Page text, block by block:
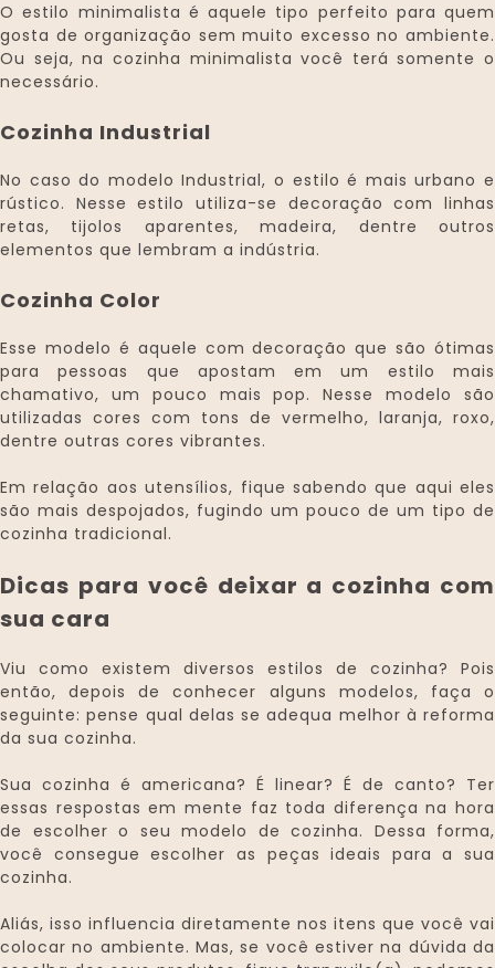
O estilo minimalista é aquele tipo perfeito para quem
gosta de organização sem muito excesso no ambiente.
Ou seja, na cozinha minimalista você terá somente o
necessário.
Cozinha Industrial
No caso do modelo Industrial, o estilo é mais urbano e
rústico. Nesse estilo utiliza-se decoração com linhas
retas, tijolos aparentes, madeira, dentre outros
elementos que lembram a indústria.
Cozinha Color
Esse modelo é aquele com decoração que são ótimas
para pessoas que apostam em um estilo mais
chamativo, um pouco mais pop. Nesse modelo são
utilizadas cores com tons de vermelho, laranja, roxo,
dentre outras cores vibrantes.
Em relação aos utensílios, fique sabendo que aqui eles
são mais despojados, fugindo um pouco de um tipo de
cozinha tradicional.
Dicas para você deixar a cozinha com
sua cara
Viu como existem diversos estilos de cozinha? Pois
então, depois de conhecer alguns modelos, faça o
seguinte: pense qual delas se adequa melhor à reforma
da sua cozinha.
Sua cozinha é americana? É linear? É de canto? Ter
essas respostas em mente faz toda diferença na hora
de escolher o seu modelo de cozinha. Dessa forma,
você consegue escolher as peças ideais para a sua
cozinha.
Aliás, isso influencia diretamente nos itens que você vai
colocar no ambiente. Mas, se você estiver na dúvida da